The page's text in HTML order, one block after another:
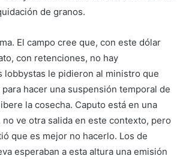
de granos.
El campo cree que, con este dólar
con retenciones, no hay
lobbystas le pidieron al ministro que
hacer una suspensión temporal de
la cosecha. Caputo está en una
ve otra salida en este contexto, pero
que es mejor no hacerlo. Los de
esperaban a esta altura una emisión